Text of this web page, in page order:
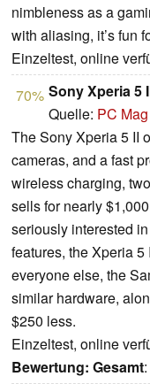
nimbleness as a
with aliasing, it’s fun
Einzeltest, online
70% Sony Xperia 5
Quelle: PC Mag
The Sony Xperia 5 II
cameras, and a fast
wireless charging,
sells for nearly
seriously interested
features, the Xperia
everyone else, the
similar hardware,
$250 less.
Einzeltest, online
Bewertung: Gesamt